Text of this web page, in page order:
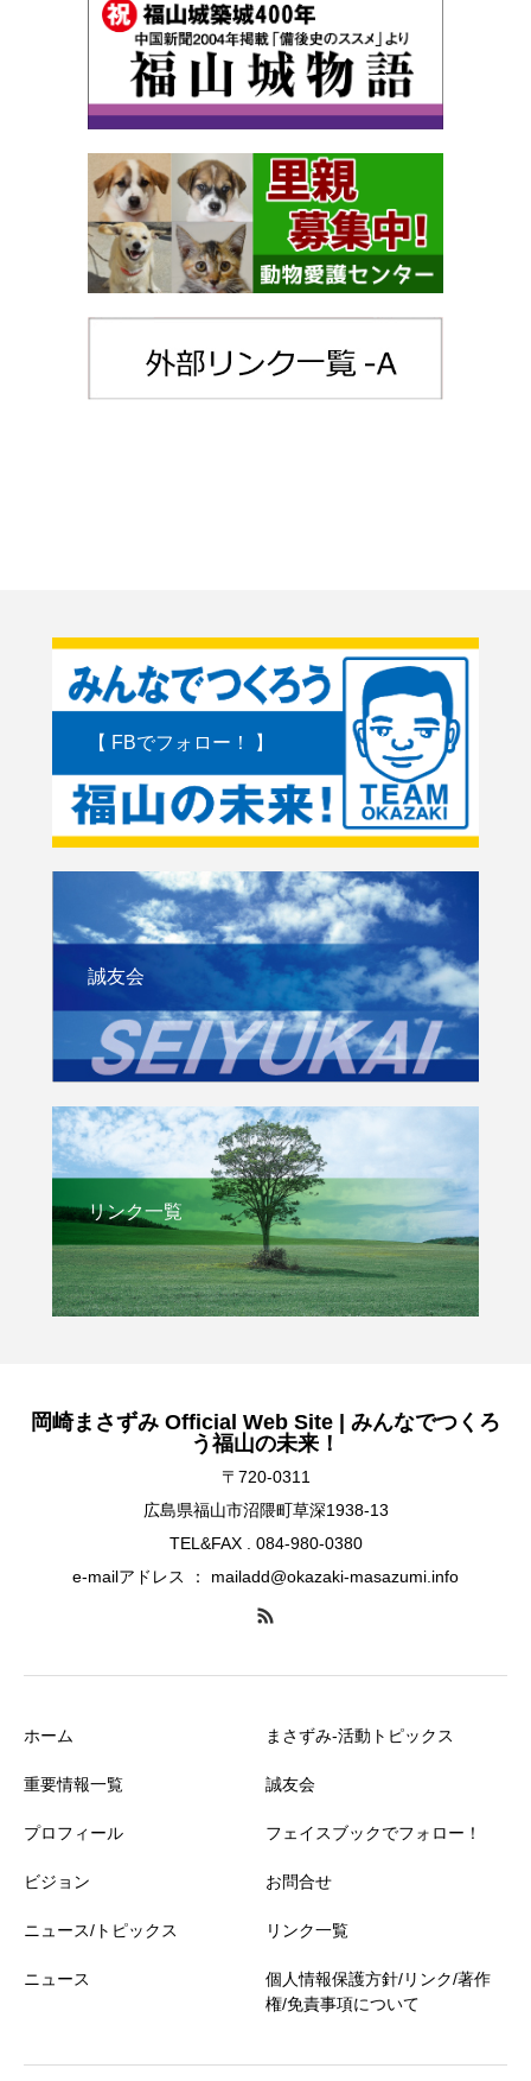
【 FBでフォロー！ 】
誠友会
リンク一覧
岡崎まさずみ Official Web Site | みんなでつくろ
う福山の未来！
〒720-0311
広島県福山市沼隈町草深1938-13
TEL&FAX . 084-980-0380
e-mailアドレス ： mailadd@okazaki-masazumi.info
ホーム
重要情報一覧
プロフィール
ビジョン
ニュース/トピックス
ニュース
まさずみ-活動トピックス
誠友会
フェイスブックでフォロー！
お問合せ
リンク一覧
個人情報保護方針/リンク/著作
権/免責事項について